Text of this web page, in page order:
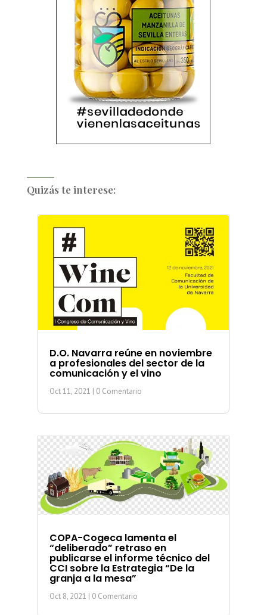
Quizás te interese:
D.O. Navarra reúne en noviembre
a profesionales del sector de la
comunicación y el vino
Oct 11, 2021 | 0 Comentario
COPA-Cogeca lamenta el
“deliberado” retraso en
publicarse el informe técnico del
CCI sobre la Estrategia “De la
granja a la mesa”
Oct 8, 2021 | 0 Comentario